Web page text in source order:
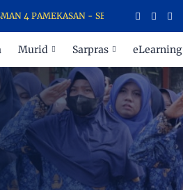
- SEKOLAH PARA JUARA
Murid Sarpras eLearning